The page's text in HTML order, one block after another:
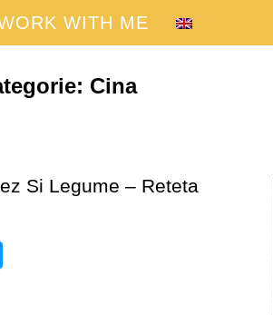
WITH ME
Cina
Si Legume – Reteta